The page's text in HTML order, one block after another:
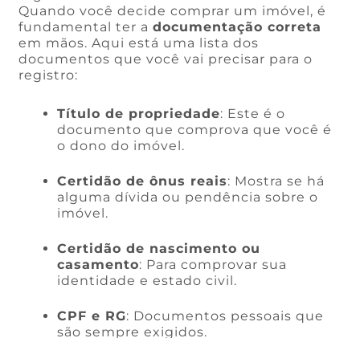
Quando você decide comprar um imóvel, é
fundamental ter adocumentação correta
em mãos. Aqui está uma lista dos
documentos que você vai precisar para o
registro:
Título de propriedade: Este é o
documento que comprova que você é
o dono do imóvel.
Certidão de ônus reais: Mostra se há
alguma dívida ou pendência sobre o
imóvel.
Certidão de nascimento ou
casamento: Para comprovar sua
identidade e estado civil.
CPF e RG: Documentos pessoais que
são sempre exigidos.